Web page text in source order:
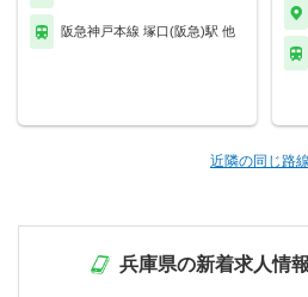
阪急神戸本線 塚口(阪急)駅 他
近隣の同じ路
兵庫県の新着求人情